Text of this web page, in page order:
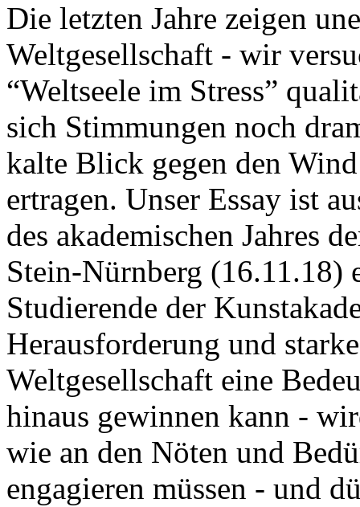
Die letzten Jahre zeigen
Weltgesellschaft - wir
“Weltseele im Stress”
sich Stimmungen noch
kalte Blick gegen den
ertragen. Unser Essay ist
des akademischen Jahres
Stein-Nürnberg (16.11.18)
Studierende der
Herausforderung und
Weltgesellschaft eine
hinaus gewinnen kann -
wie an den Nöten und
engagieren müssen - und